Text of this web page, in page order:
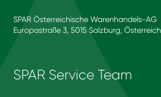
SPAR Österreichische Warenhandels-AG
Europastraße 3, 5015 Salzburg, Österreich
SPAR Service Team